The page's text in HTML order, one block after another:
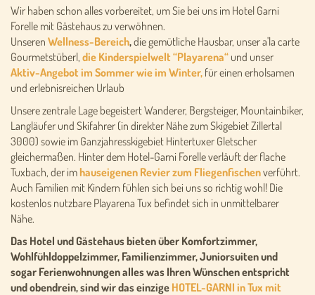
Wir haben schon alles vorbereitet, um Sie bei uns im Hotel Garni
Forelle mit Gästehaus zu verwöhnen.
Unseren Wellness-Bereich,die gemütliche Hausbar, unser a'la carte
Gourmetstüberl, die Kinderspielwelt “Playarena“ und unser
Aktiv-Angebot im Sommer wie im Winter, für einen erholsamen
und erlebnisreichen Urlaub
Unsere zentrale Lage begeistert Wanderer, Bergsteiger, Mountainbiker,
Langläufer und Skifahrer (in direkter Nähe zum Skigebiet Zillertal
3000) sowie im Ganzjahresskigebiet Hintertuxer Gletscher
gleichermaßen. Hinter dem Hotel-Garni Forelle verläuft der flache
Tuxbach, der imhauseigenen Revier zum Fliegenfischenverführt.
Auch Familien mit Kindern fühlen sich bei uns so richtig wohl! Die
kostenlos nutzbare Playarena Tux befindet sich in unmittelbarer
Nähe.
Das Hotel und Gästehaus bieten über Komfortzimmer,
Wohlfühldoppelzimmer, Familienzimmer, Juniorsuiten und
sogar Ferienwohnungen alles was Ihren Wünschen entspricht
und obendrein, sind wir das einzige HOTEL-GARNI in Tux mit